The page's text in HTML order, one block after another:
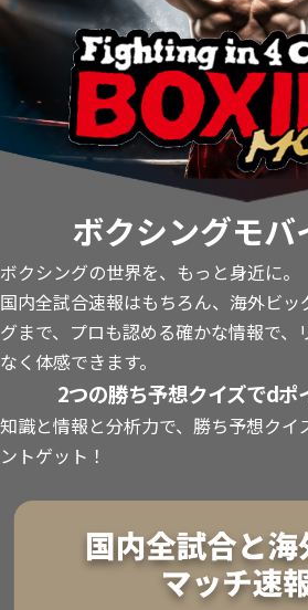
ボクシングモバ
ボクシングの世界を、もっと身近に。
国内全試合速報はもちろん、海外ビ
グまで、プロも認める確かな情報で、
なく体感できます。
2つの勝ち予想クイズでdポ
知識と情報と分析力で、勝ち予想クイ
ントゲット！